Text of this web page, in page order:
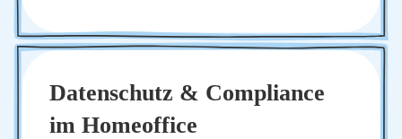
Daten­schutz & Com­pli­ance
im Home­of­fice